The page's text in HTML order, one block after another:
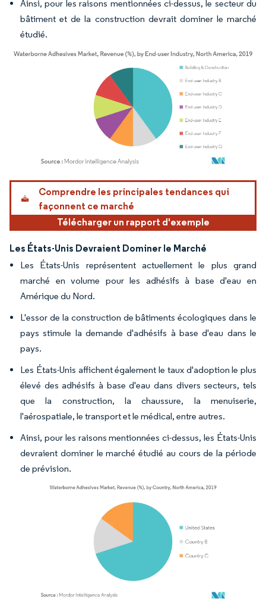
Ainsi, pour les raisons mentionnées ci-dessus, le secteur du
bâtiment et de la construction devrait dominer le marché
étudié.
Image © Mordor Intelligence. La réutilisation nécessite une attribution sous CC BY
Comprendre les principales tendances qui
façonnent ce marché
Télécharger un rapport d'exemple
Les États-Unis Devraient Dominer le Marché
Les États-Unis représentent actuellement le plus grand
marché en volume pour les adhésifs à base d'eau en
Amérique du Nord.
L'essor de la construction de bâtiments écologiques dans le
pays stimule la demande d'adhésifs à base d'eau dans le
pays.
Les États-Unis affichent également le taux d'adoption le plus
élevé des adhésifs à base d'eau dans divers secteurs, tels
que la construction, la chaussure, la menuiserie,
l'aérospatiale, le transport et le médical, entre autres.
Ainsi, pour les raisons mentionnées ci-dessus, les États-Unis
devraient dominer le marché étudié au cours de la période
de prévision.